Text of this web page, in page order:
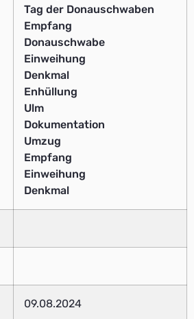
Tag der Donauschwaben
Empfang
Donauschwabe
Einweihung
Denkmal
Enhüllung
Ulm
Dokumentation
Umzug
Empfang
Einweihung
Denkmal
09.08.2024